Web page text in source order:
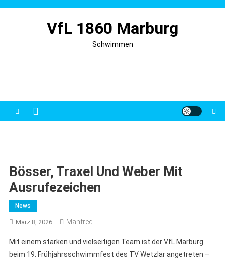
VfL 1860 Marburg
Schwimmen
Bösser, Traxel Und Weber Mit
Ausrufezeichen
News
März 8, 2026 Manfred
Mit einem starken und vielseitigen Team ist der VfL Marburg
beim 19. Frühjahrsschwimmfest des TV Wetzlar angetreten –